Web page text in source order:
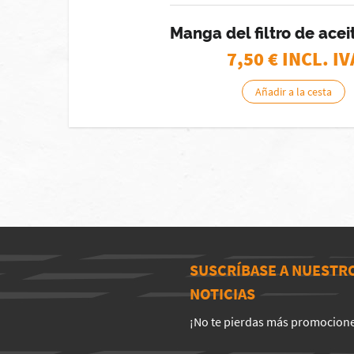
Manga del filtro de
7,50€ INCL.
Añadir a la cesta
SUSCRÍBASE A
NOTICIAS
¡No te pierdas más